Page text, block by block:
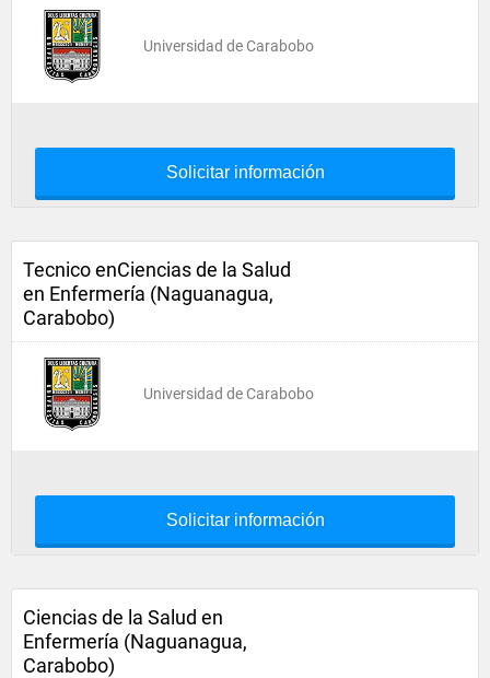
Universidad de Carabobo
Solicitar información
Tecnico enCiencias de la Salud
en Enfermería (Naguanagua,
Carabobo)
Universidad de Carabobo
Solicitar información
Ciencias de la Salud en
Enfermería (Naguanagua,
Carabobo)